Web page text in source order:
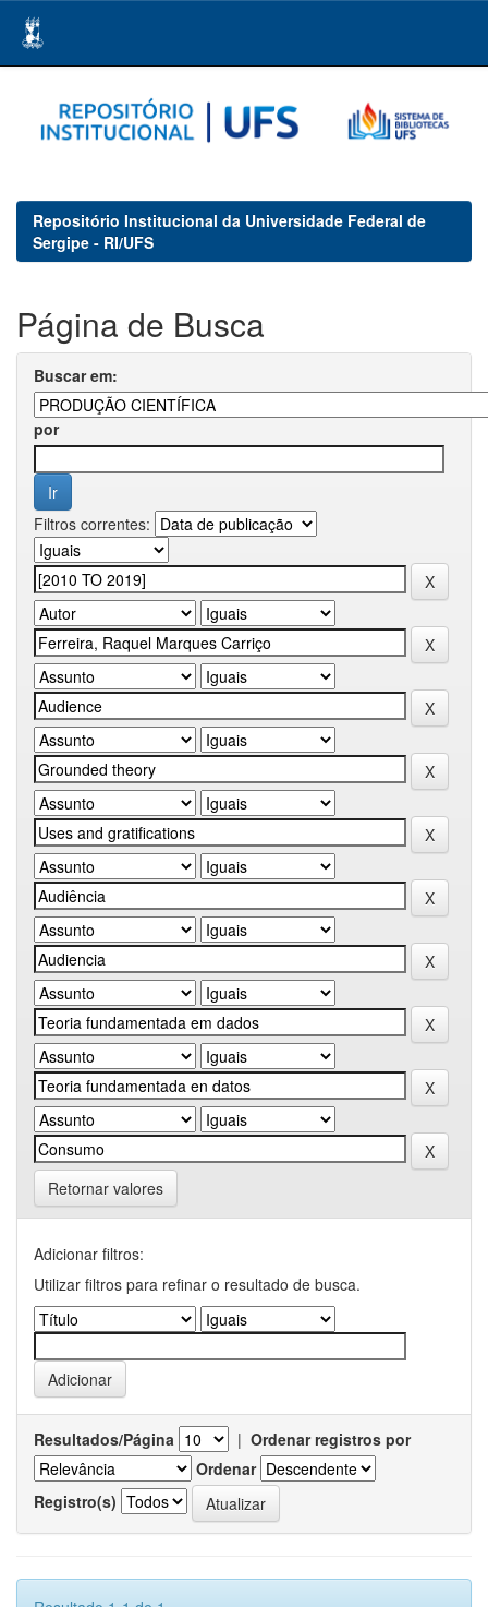
navigation
Repositório Institucional da Universidade Federal de
Sergipe - RI/UFS
Página de Busca
Buscar em:
por
Filtros correntes:
Retornar valores
Adicionar filtros:
Utilizar filtros para refinar o resultado de busca.
Resultados/Página | Ordenar registros por
Ordenar
Registro(s)